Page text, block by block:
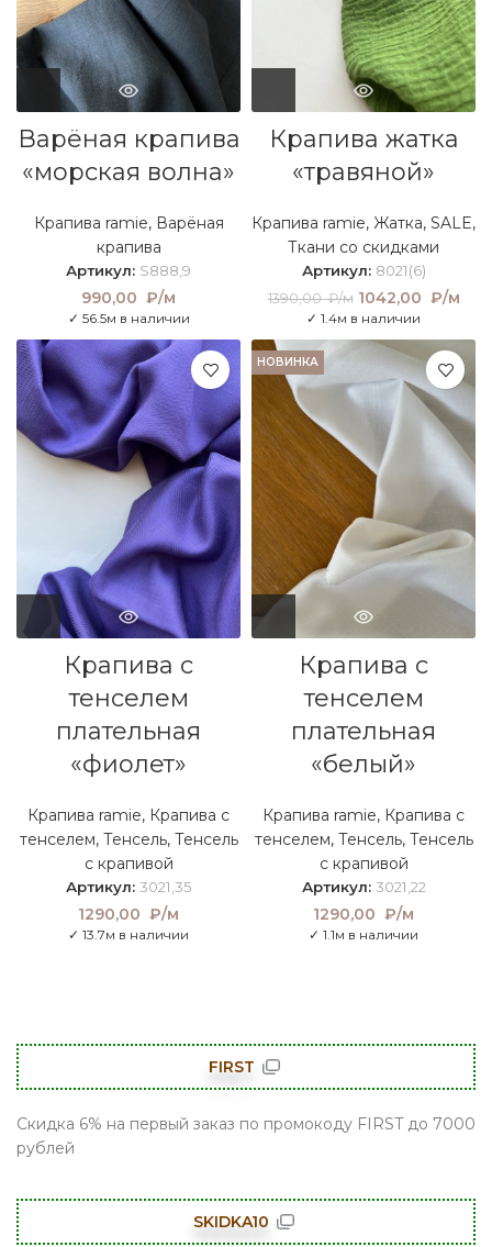
Варёная крапива
«морская волна»
Крапива ramie, Варёная
крапива
Артикул: S888,9
990,00 ₽/м
✓ 56.5м в наличии
Крапива жатка
«травяной»
Крапива ramie, Жатка, SALE,
Ткани со скидками
Артикул: 8021(6)
1390,00₽/м Первоначальная
цена составляла
1390,00 ₽/м.
1042,00 ₽/м
✓ 1.4м в наличии
Крапива с
тенселем
плательная
«фиолет»
Крапива ramie, Крапива с
тенселем, Тенсель, Тенсель
с крапивой
Артикул: 3021,35
1290,00 ₽/м
✓ 13.7м в наличии
НОВИНКА
Крапива с
тенселем
плательная
«белый»
Крапива ramie, Крапива с
тенселем, Тенсель, Тенсель
с крапивой
Артикул: 3021,22
1290,00 ₽/м
✓ 1.1м в наличии
FIRST
Скидка 6% на первый заказ по промокоду FIRST до 7000
рублей
SKIDKA10